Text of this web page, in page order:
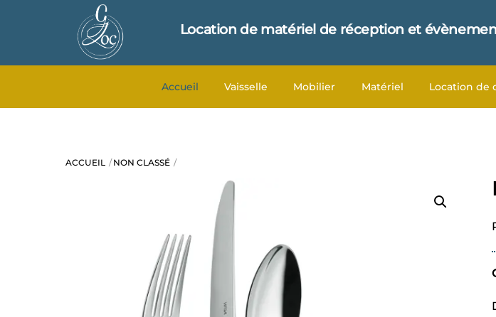
Location de matériel de réception et
Accueil Vaisselle Mobilier Matériel Location de
ACCUEIL NON CLASSÉ